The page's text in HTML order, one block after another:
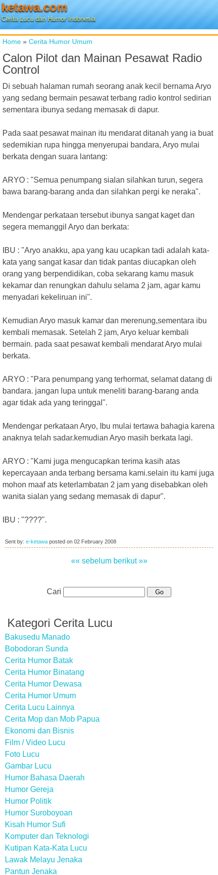
ketawa.com
Cerita Lucu dan Humor Indonesia
Home » Cerita Humor Umum
Calon Pilot dan Mainan Pesawat Radio
Control
Di sebuah halaman rumah seorang anak kecil bernama Aryo
yang sedang bermain pesawat terbang radio kontrol sedirian
sementara ibunya sedang memasak di dapur.
Pada saat pesawat mainan itu mendarat ditanah yang ia buat
sedemikian rupa hingga menyerupai bandara, Aryo mulai
berkata dengan suara lantang:
ARYO : "Semua penumpang sialan silahkan turun, segera
bawa barang-barang anda dan silahkan pergi ke neraka".
Mendengar perkataan tersebut ibunya sangat kaget dan
segera memanggil Aryo dan berkata:
IBU : "Aryo anakku, apa yang kau ucapkan tadi adalah kata-
kata yang sangat kasar dan tidak pantas diucapkan oleh
orang yang berpendidikan, coba sekarang kamu masuk
kekamar dan renungkan dahulu selama 2 jam, agar kamu
menyadari kekeliruan ini".
Kemudian Aryo masuk kamar dan merenung,sementara ibu
kembali memasak. Setelah 2 jam, Aryo keluar kembali
bermain. pada saat pesawat kembali mendarat Aryo mulai
berkata.
ARYO : "Para penumpang yang terhormat, selamat datang di
bandara. jangan lupa untuk meneliti barang-barang anda
agar tidak ada yang teringgal".
Mendengar perkataan Aryo, Ibu mulai tertawa bahagia karena
anaknya telah sadar.kemudian Aryo masih berkata lagi.
ARYO : "Kami juga mengucapkan terima kasih atas
kepercayaan anda terbang bersama kami.selain itu kami juga
mohon maaf ats keterlambatan 2 jam yang disebabkan oleh
wanita sialan yang sedang memasak di dapur".
IBU : "????".
Sent by: e-ketawa posted on 02 February 2008
«« sebelum berikut »»
Cari
Kategori Cerita Lucu
Bakusedu Manado
Bobodoran Sunda
Cerita Humor Batak
Cerita Humor Binatang
Cerita Humor Dewasa
Cerita Humor Umum
Cerita Lucu Lainnya
Cerita Mop dan Mob Papua
Ekonomi dan Bisnis
Film / Video Lucu
Foto Lucu
Gambar Lucu
Humor Bahasa Daerah
Humor Gereja
Humor Politik
Humor Suroboyoan
Kisah Humor Sufi
Komputer dan Teknologi
Kutipan Kata-Kata Lucu
Lawak Melayu Jenaka
Pantun Jenaka